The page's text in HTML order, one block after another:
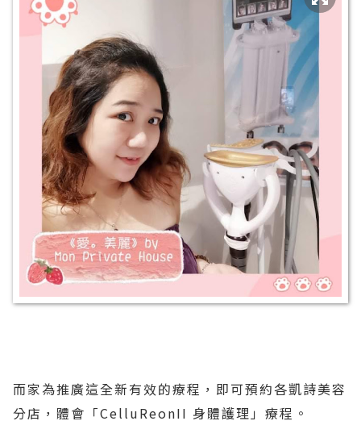
而家為推廣這全新有效的療程，即可預約各凱詩美容
分店，體會「CelluReonII 身體護理」療程。